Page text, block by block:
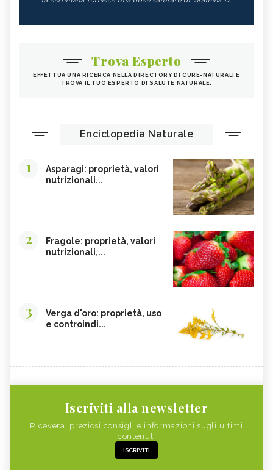
Trova Esperto
EFFETTUA UNA RICERCA NELLA DIRECTORY DI CURE-NATURALI E
TROVA IL TUO ESPERTO DI SALUTE NATURALE.
Enciclopedia Naturale
1
Asparagi: proprietà, valori
nutrizionali...
2
Fragole: proprietà, valori
nutrizionali,...
3
Verga d'oro: proprietà, uso
e controindi...
Iscriviti alla newsletter
Riceverai preziosi consigli e informazioni sugli ultimi
contenuti
ISCRIVITI